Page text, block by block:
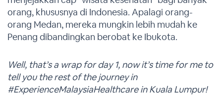
orang, khususnya di Indonesia. Apalagi orang-
orang Medan, mereka mungkin lebih mudah ke
Penang dibandingkan berobat ke Ibukota.
Well, that’s a wrap for day 1, now it’s time for me to
tell you the rest of the journey in
#ExperienceMalaysiaHealthcare in Kuala Lumpur!